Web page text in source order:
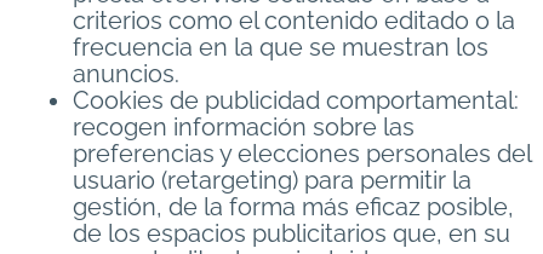
criterios como el contenido editado o la
frecuencia en la que se muestran los
anuncios.
Cookies de publicidad comportamental:
recogen información sobre las
preferencias y elecciones personales del
usuario (retargeting) para permitir la
gestión, de la forma más eficaz posible,
de los espacios publicitarios que, en su